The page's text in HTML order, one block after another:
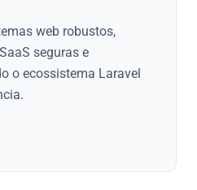
web robustos,
seguras e
o ecossistema Laravel